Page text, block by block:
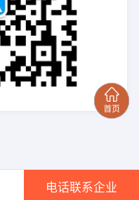
电话联系企业